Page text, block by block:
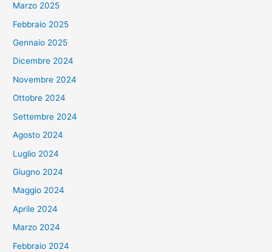
Marzo 2025
Febbraio 2025
Gennaio 2025
Dicembre 2024
Novembre 2024
Ottobre 2024
Settembre 2024
Agosto 2024
Luglio 2024
Giugno 2024
Maggio 2024
Aprile 2024
Marzo 2024
Febbraio 2024